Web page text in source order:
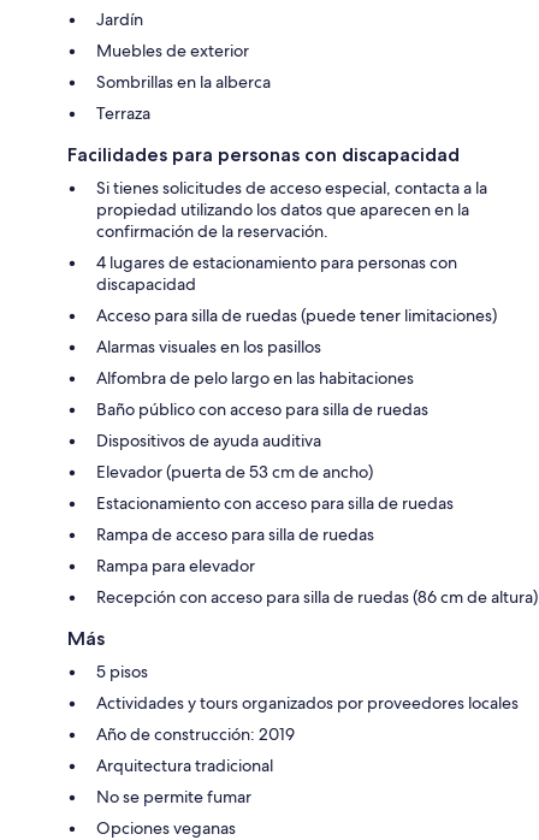
Jardín
Muebles de exterior
Sombrillas en la alberca
Terraza
Facilidades para personas con discapacidad
Si tienes solicitudes de acceso especial, contacta a la
propiedad utilizando los datos que aparecen en la
confirmación de la reservación.
4 lugares de estacionamiento para personas con
discapacidad
Acceso para silla de ruedas (puede tener limitaciones)
Alarmas visuales en los pasillos
Alfombra de pelo largo en las habitaciones
Baño público con acceso para silla de ruedas
Dispositivos de ayuda auditiva
Elevador (puerta de 53 cm de ancho)
Estacionamiento con acceso para silla de ruedas
Rampa de acceso para silla de ruedas
Rampa para elevador
Recepción con acceso para silla de ruedas (86 cm de altura)
Más
5 pisos
Actividades y tours organizados por proveedores locales
Año de construcción: 2019
Arquitectura tradicional
No se permite fumar
Opciones veganas